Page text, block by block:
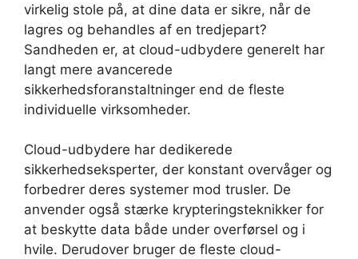
virkelig stole på, at dine data er sikre, når de
lagres og behandles af en tredjepart?
Sandheden er, at cloud-udbydere generelt har
langt mere avancerede
sikkerhedsforanstaltninger end de fleste
individuelle virksomheder.
Cloud-udbydere har dedikerede
sikkerhedseksperter, der konstant overvåger og
forbedrer deres systemer mod trusler. De
anvender også stærke krypteringsteknikker for
at beskytte data både under overførsel og i
hvile. Derudover bruger de fleste cloud-